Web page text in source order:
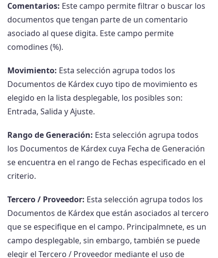
Comentarios: Este campo permite filtrar o buscar los
documentos que tengan parte de un comentario
asociado al quese digita. Este campo permite
comodines (%).
Movimiento: Esta selección agrupa todos los
Documentos de Kárdex cuyo tipo de movimiento es
elegido en la lista desplegable, los posibles son:
Entrada, Salida y Ajuste.
Rango de Generación: Esta selección agrupa todos
los Documentos de Kárdex cuya Fecha de Generación
se encuentra en el rango de Fechas especificado en el
criterio.
Tercero / Proveedor: Esta selección agrupa todos los
Documentos de Kárdex que están asociados al tercero
que se especifique en el campo. Principalmnete, es un
campo desplegable, sin embargo, también se puede
elegir el Tercero / Proveedor mediante el uso de